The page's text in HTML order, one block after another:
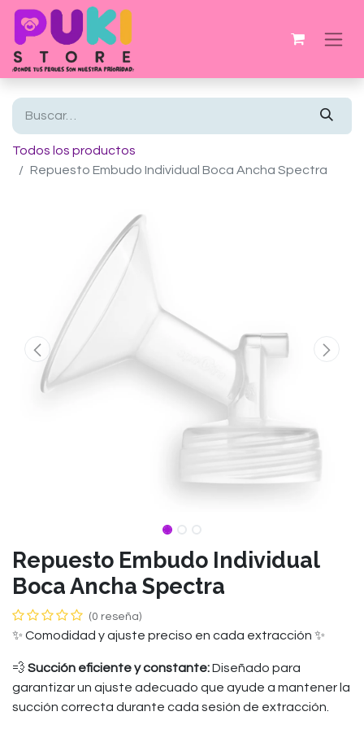
Todos los productos
Repuesto Embudo Individual Boca Ancha Spectra
Repuesto Embudo Individual
Boca Ancha Spectra
(0 reseña)
✨ Comodidad y ajuste preciso en cada extracción ✨
💨 Succión eficiente y constante:Diseñado para
garantizar un ajuste adecuado que ayude a mantener la
succión correcta durante cada sesión de extracción.